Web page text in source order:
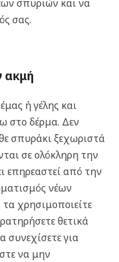
σπυριών και να
σας.
ακμή
ή γέλης και
στο δέρμα. Δεν
σπυράκι ξεχωριστά
σε ολόκληρη την
επηρεαστεί από την
νέων
χρησιμοποιείτε
θετικά
συνεχίσετε για
να μην